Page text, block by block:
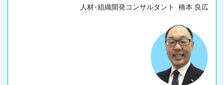
人材･組織開発コンサルタント 橋本 良広